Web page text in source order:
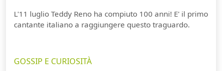
L'11 luglio Teddy Reno ha compiuto 100 anni! E' il primo
cantante italiano a raggiungere questo traguardo.
GOSSIP E CURIOSITÀ